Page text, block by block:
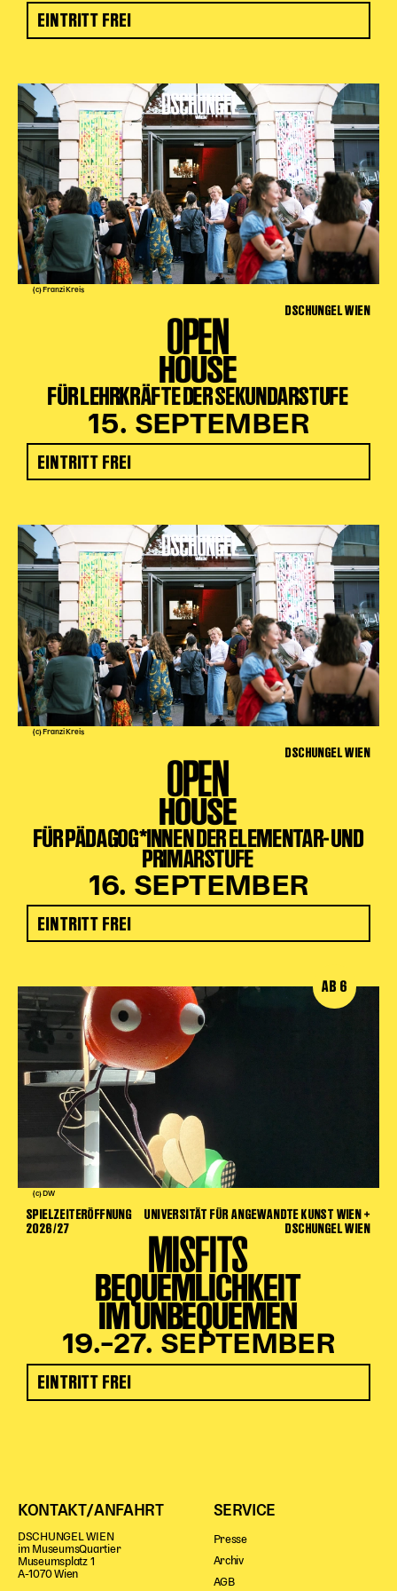
EINTRITT FREI
(c) Franzi Kreis
DSCHUNGEL WIEN
OPEN
HOUSE
FÜR LEHRKRÄFTE DER SEKUNDARSTUFE
15. SEPTEMBER
EINTRITT FREI
(c) Franzi Kreis
DSCHUNGEL WIEN
OPEN
HOUSE
FÜR PÄDAGOG*INNEN DER ELEMENTAR- UND
PRIMARSTUFE
16. SEPTEMBER
EINTRITT FREI
(c) DW
AB 6
SPIELZEITERÖFFNUNG
2026/27
UNIVERSITÄT FÜR ANGEWANDTE KUNST WIEN +
DSCHUNGEL WIEN
MISFITS
BEQUEMLICHKEIT
IM UNBEQUEMEN
19.–27. SEPTEMBER
EINTRITT FREI
KONTAKT/ANFAHRT
DSCHUNGEL WIEN
im MuseumsQuartier
Museumsplatz 1
A-1070 Wien
SERVICE
Presse
Archiv
AGB